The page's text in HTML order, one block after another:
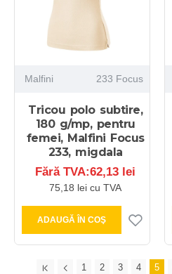
Malfini 233 Focus
Tricou polo subtire,
180 g/mp, pentru
femei, Malfini Focus
233, migdala
Fără TVA:62,13 lei
75,18 lei cu TVA
ADAUGĂ ÎN COŞ
1 2 3 4 5